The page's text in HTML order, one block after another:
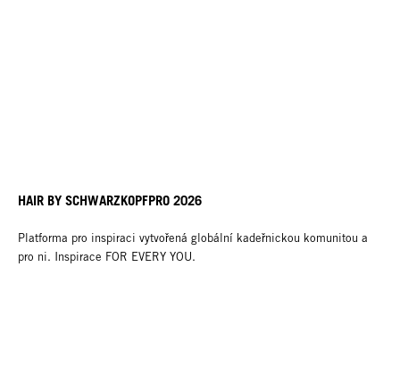
HAIR BY SCHWARZKOPFPRO 2026
Platforma pro inspiraci vytvořená globální kadeřnickou komunitou a
pro ni. Inspirace FOR EVERY YOU.